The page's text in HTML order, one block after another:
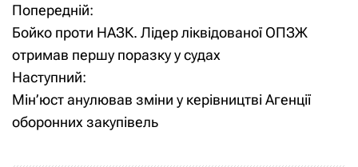
Н
а
в
і
Попередній:
Бойко проти НАЗК. Лідер ліквідованої ОПЗЖ
отримав першу поразку у судах
Наступний:
Мін’юст анулював зміни у керівництві Агенції
оборонних закупівель